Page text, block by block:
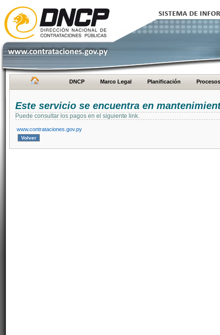
DNCP Marco Legal Planificación Procesos
Este servicio se encuentra en
Puede consultar los pagos en el siguiente link.
www.contrataciones.gov.py